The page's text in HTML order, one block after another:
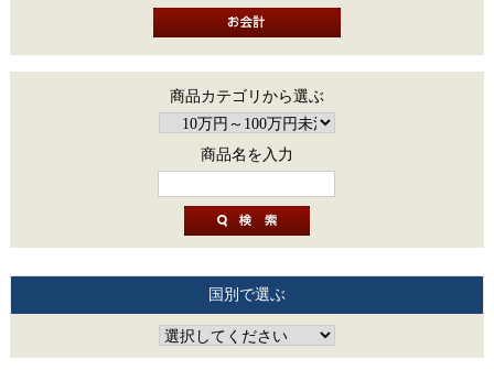
商品カテゴリから選ぶ
商品名を入力
国別で選ぶ